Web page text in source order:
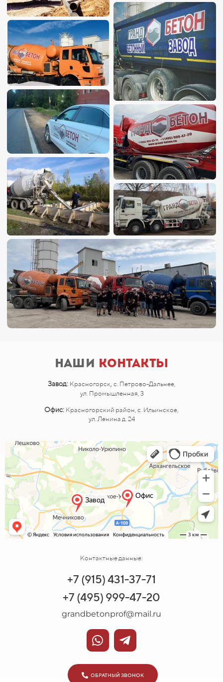
Наши контакты
Завод: Красногорск, с. Петрово-Дальнее,
ул. Промышленная, 3
Офис: Красногорский район, с. Ильинское,
ул. Ленина д. 24
Контактные данные:
+7 (915) 431-37-71
+7 (495) 999-47-20
grandbetonprof@mail.ru
ОБРАТНЫЙ ЗВОНОК